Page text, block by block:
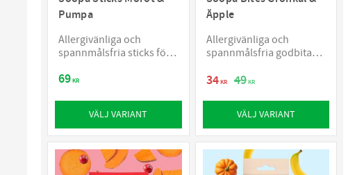
Pumpa
Allergivänliga och
spannmålsfria sticks för
69KR
VÄLJ VARIANT
Äpple
Allergivänliga och
spannmålsfria godbitar
34KR 49KR
VÄLJ VARIANT